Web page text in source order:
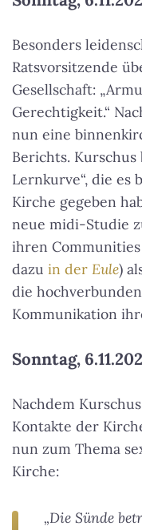
Besonders
Ratsvorsitzende
Gesellschaft:
Gerechtigkeit.“
nun eine
Berichts.
Lernkurve“, die
Kirche gegeben
neue midi-Studie
ihren
dazu in der Eule)
die
Kommunikation
Sonntag,
Nachdem
Kontakte der
nun zum Thema
Kirche:
„Die Sünde